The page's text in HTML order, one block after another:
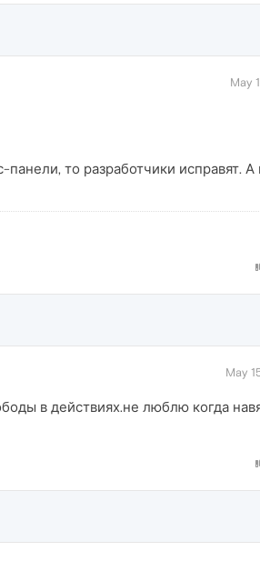
May
то разработчики исправят. А
May
в действиях.не люблю когда